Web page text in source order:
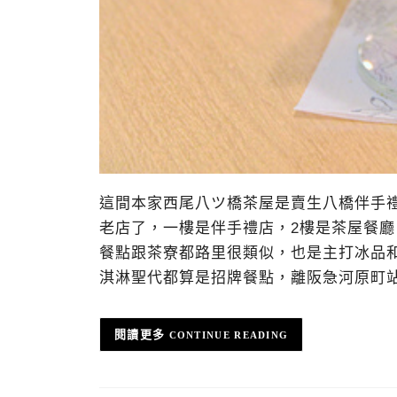
這間本家西尾八ツ橋茶屋是賣生八橋伴手
老店了，一樓是伴手禮店，2樓是茶屋餐
餐點跟茶寮都路里很類似，也是主打冰品
淇淋聖代都算是招牌餐點，離阪急河原町
CONTINUE READING